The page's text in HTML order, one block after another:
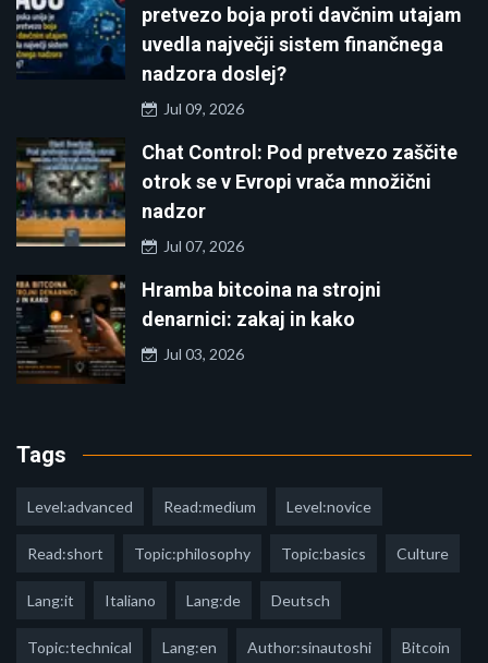
pretvezo boja proti davčnim utajam
uvedla največji sistem finančnega
nadzora doslej?
Jul 09, 2026
Chat Control: Pod pretvezo zaščite
otrok se v Evropi vrača množični
nadzor
Jul 07, 2026
Hramba bitcoina na strojni
denarnici: zakaj in kako
Jul 03, 2026
Tags
Level:advanced Read:medium Level:novice
Read:short Topic:philosophy Topic:basics Culture
Lang:it Italiano Lang:de Deutsch
Topic:technical Lang:en Author:sinautoshi Bitcoin